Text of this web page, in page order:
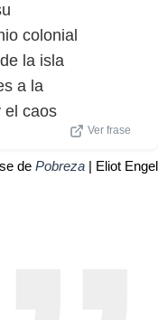
colonial
la isla
a la
el caos
Ver frase
de Pobreza | Eliot Engel